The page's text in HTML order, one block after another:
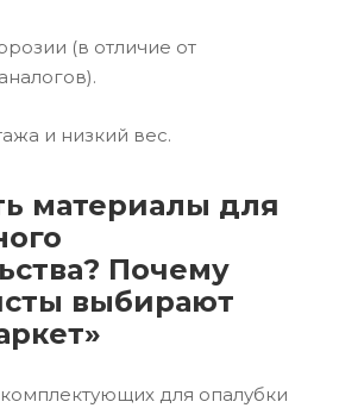
(в отличие от
и низкий вес.
материалы для
Почему
выбирают
для опалубки